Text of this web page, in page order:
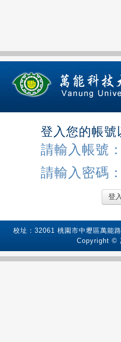
登入您的帳號
請輸入帳號
請輸入密碼
登
校址：32061 桃園市中壢區萬能
Copyright ©